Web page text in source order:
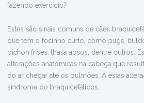
fazendo exercício?
Estes são sinais comuns de cães
que tem o focinho curto, como pugs,
bichon frises, lhasa apsos, dentre outros.
alterações anatômicas na cabeça que
do ar chegar até os pulmões. A estas
síndrome do braquicefálicos.